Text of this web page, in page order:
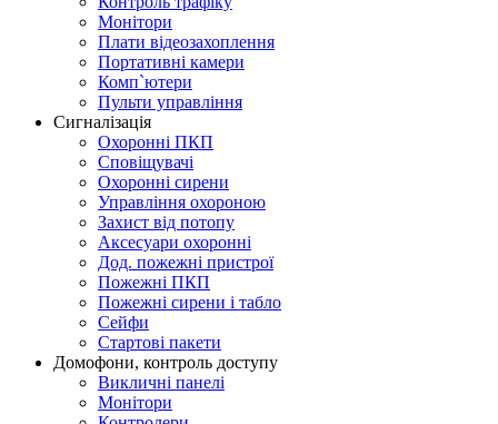
Монітори
Плати відеозахоплення
Портативні камери
Комп`ютери
Пульти управління
Сигналізація
Охоронні ПКП
Сповіщувачі
Охоронні сирени
Управління охороною
Захист від потопу
Аксесуари охоронні
Дод. пожежні пристрої
Пожежні ПКП
Пожежні сирени і табло
Сейфи
Стартові пакети
Домофони, контроль доступу
Викличні панелі
Монітори